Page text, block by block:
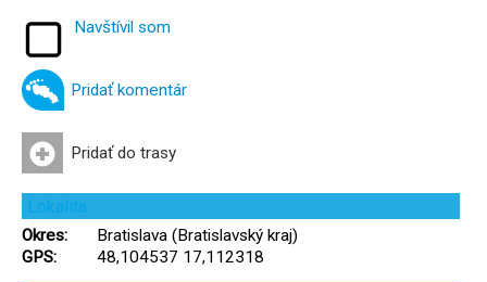
Navštívil som
Pridať komentár
Pridať do trasy
Lokalita
Okres:
Bratislava (Bratislavský kraj)
GPS:
48,104537 17,112318